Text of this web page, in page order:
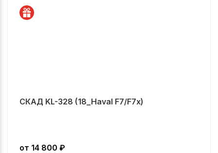
СКАД KL-328 (18_Haval F7/F7x)
от 14 800 ₽